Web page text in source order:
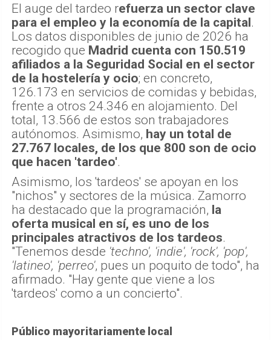
El auge del tardeo refuerza un sector clave
para el empleo y la economía de la capital.
Los datos disponibles de junio de 2026 ha
recogido que Madrid cuenta con 150.519
afiliados a la Seguridad Social en el sector
de la hostelería y ocio; en concreto,
126.173 en servicios de comidas y bebidas,
frente a otros 24.346 en alojamiento. Del
total, 13.566 de estos son trabajadores
autónomos. Asimismo, hay un total de
27.767 locales, de los que 800 son de ocio
que hacen 'tardeo'.
Asimismo, los 'tardeos' se apoyan en los
"nichos" y sectores de la música. Zamorro
ha destacado que la programación, la
oferta musical en sí, es uno de los
principales atractivos de los tardeos.
"Tenemos desde 'techno', 'indie', 'rock', 'pop',
'latineo', 'perreo', pues un poquito de todo", ha
afirmado. "Hay gente que viene a los
'tardeos' como a un concierto".
Público mayoritariamente local